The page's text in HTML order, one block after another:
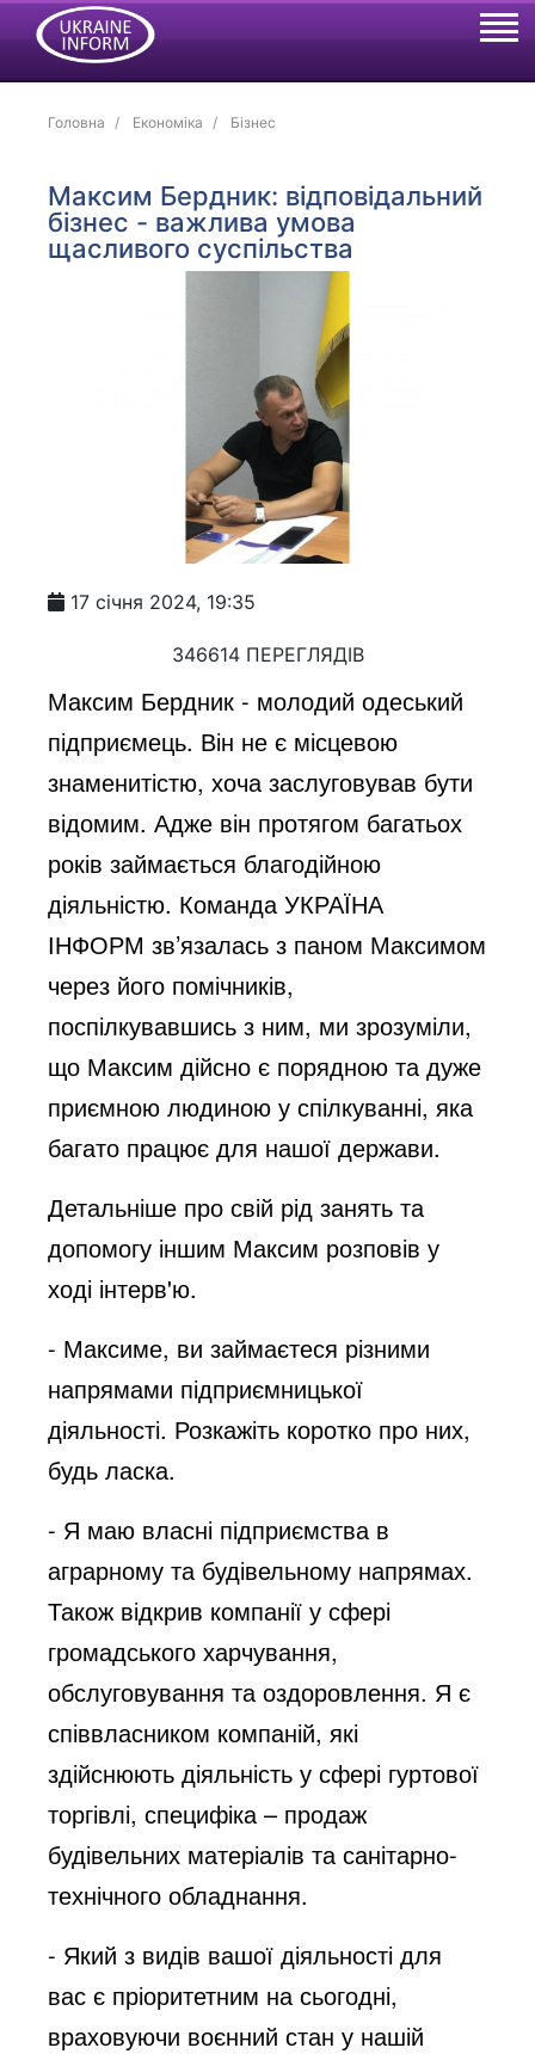
Головна Економіка Бізнес
Максим Бердник: відповідальний
бізнес - важлива умова
щасливого суспільства
17 січня 2024, 19:35
346614 ПЕРЕГЛЯДІВ
Максим Бердник - молодий одеський
підприємець. Він не є місцевою
знаменитістю, хоча заслуговував бути
відомим. Адже він протягом багатьох
років займається благодійною
діяльністю. Команда УКРАЇНА
ІНФОРМ зв’язалась з паном Максимом
через його помічників,
поспілкувавшись з ним, ми зрозуміли,
що Максим дійсно є порядною та дуже
приємною людиною у спілкуванні, яка
багато працює для нашої держави.
Детальніше про свій рід занять та
допомогу іншим Максим розповів у
ході інтерв'ю.
- Максиме, ви займаєтеся різними
напрямами підприємницької
діяльності. Розкажіть коротко про них,
будь ласка.
- Я маю власні підприємства в
аграрному та будівельному напрямах.
Також відкрив компанії у сфері
громадського харчування,
обслуговування та оздоровлення. Я є
співвласником компаній, які
здійснюють діяльність у сфері гуртової
торгівлі, специфіка – продаж
будівельних матеріалів та санітарно-
технічного обладнання.
- Який з видів вашої діяльності для
вас є пріоритетним на сьогодні,
враховуючи воєнний стан у нашій